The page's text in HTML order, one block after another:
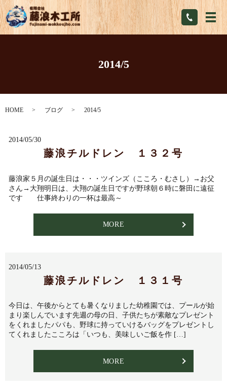
メ
2014/5
HOME ブログ 2014/5
2014/05/30
藤浪チルドレン １３２号
藤浪家５月の誕生日は・・・ツインズ（こころ・むさし）→お父
さん→大翔明日は、大翔の誕生日ですが野球朝６時に磐田に遠征
です 仕事終わりの一杯は最高～
MORE
2014/05/13
藤浪チルドレン １３１号
今日は、午後からとても暑くなりました幼稚園では、プールが始
まり楽しんでいます先週の母の日、子供たちが素敵なプレゼント
をくれましたパパも、野球に持っていけるバッグをプレゼントし
てくれましたこころは「いつも、美味しいご飯を作 […]
MORE